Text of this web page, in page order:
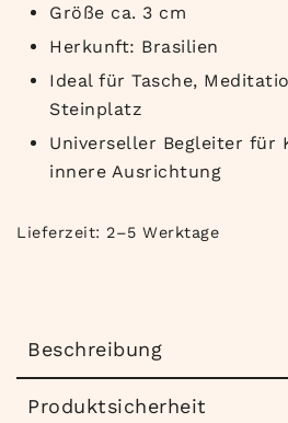
Größe ca. 3 cm
Herkunft: Brasilien
Ideal für Tasche,
Steinplatz
Universeller Begleiter für
innere Ausrichtung
Lieferzeit: 2–5 Werktage
Beschreibung
Produktsicherheit